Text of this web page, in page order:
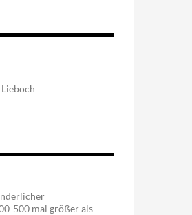
500 mal größer als